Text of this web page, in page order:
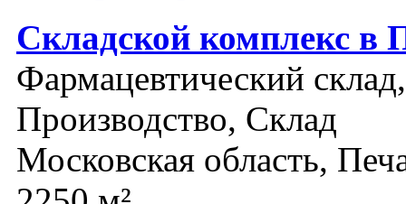
Складской комплекс в
Фармацевтический
Производство, Склад
Московская область,